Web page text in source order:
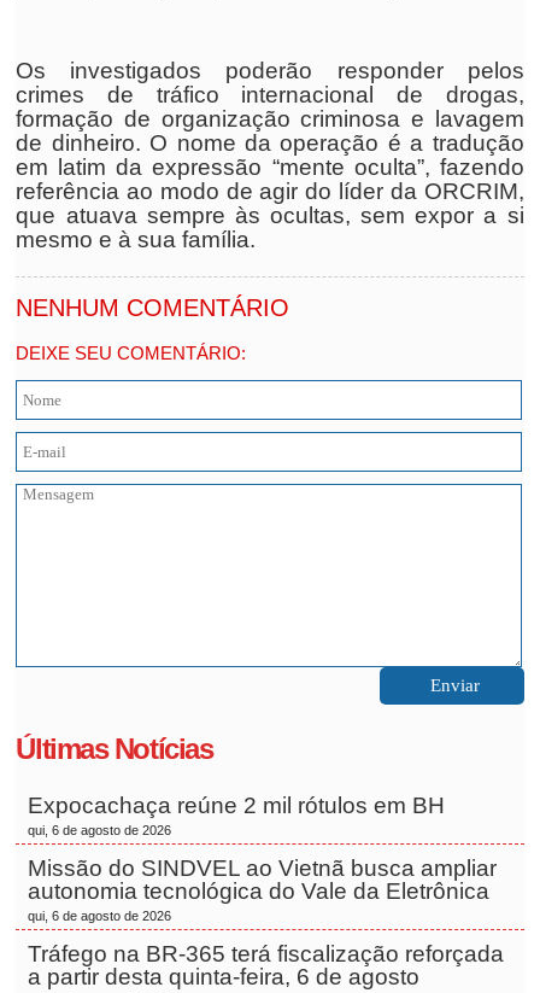
Os investigados poderão responder pelos
crimes de tráfico internacional de drogas,
formação de organização criminosa e lavagem
de dinheiro. O nome da operação é a tradução
em latim da expressão “mente oculta”, fazendo
referência ao modo de agir do líder da ORCRIM,
que atuava sempre às ocultas, sem expor a si
mesmo e à sua família.
NENHUM COMENTÁRIO
DEIXE SEU COMENTÁRIO:
Últimas Notícias
Expocachaça reúne 2 mil rótulos em BH
qui, 6 de agosto de 2026
Missão do SINDVEL ao Vietnã busca ampliar
autonomia tecnológica do Vale da Eletrônica
qui, 6 de agosto de 2026
Tráfego na BR-365 terá fiscalização reforçada
a partir desta quinta-feira, 6 de agosto